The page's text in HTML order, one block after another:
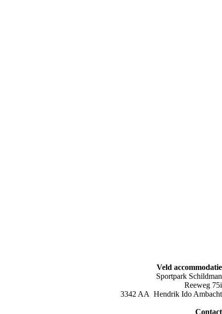
Veld accommodatie
Sportpark Schildman
Reeweg 75i
3342 AA Hendrik Ido Ambacht
Contact